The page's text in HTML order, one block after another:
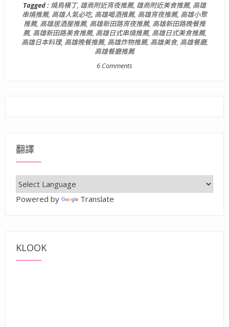
Tagged : 燒鳥橫丁, 雄商附近宵夜推薦, 雄商附近美食推薦, 高雄
串燒推薦, 高雄人氣必吃, 高雄喝酒推薦, 高雄宵夜推薦, 高雄小聚
推薦, 高雄居酒屋推薦, 高雄新田路宵夜推薦, 高雄新田路晚餐推
薦, 高雄新田路美食推薦, 高雄日式串燒推薦, 高雄日式美食推薦,
高雄日本料理, 高雄晚餐推薦, 高雄炸物推薦, 高雄美食, 高雄餐廳,
高雄餐廳推薦
6 Comments
翻譯
Powered by Translate
KLOOK